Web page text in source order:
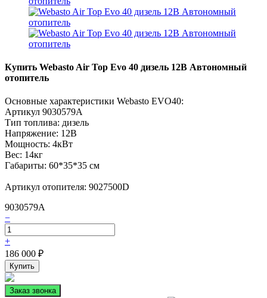
Купить Webasto Air Top Evo 40 дизель 12В Автономный
отопитель
Основные характеристики Webasto EVO40:
Артикул 9030579A
Тип топлива: дизель
Напряжение: 12В
Мощность: 4кВт
Вес: 14кг
Габариты: 60*35*35 см
Артикул отопителя: 9027500D
9030579A
−
+
186 000 ₽